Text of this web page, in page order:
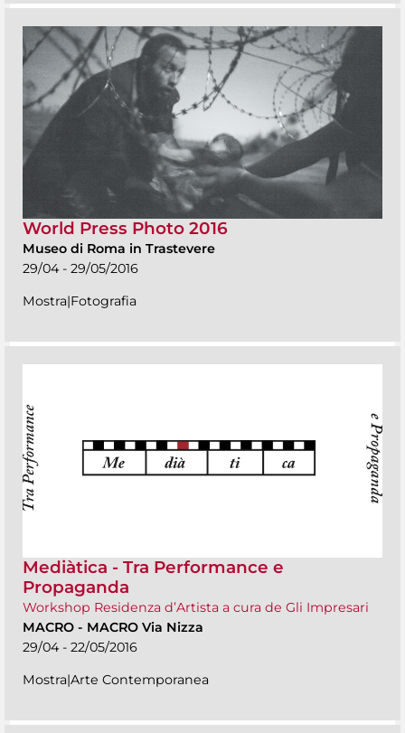
World Press Photo 2016
Museo di Roma in Trastevere
29/04 - 29/05/2016
Mostra|Fotografia
Mediàtica - Tra Performance e
Propaganda
Workshop Residenza d’Artista a cura de Gli Impresari
MACRO - MACRO Via Nizza
29/04 - 22/05/2016
Mostra|Arte Contemporanea